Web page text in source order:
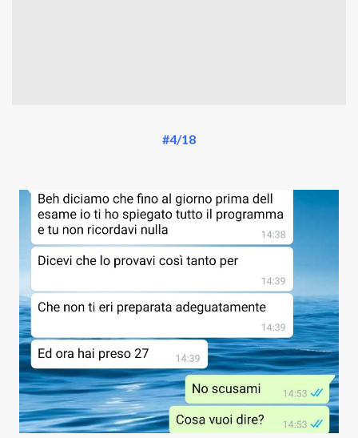
#4/18